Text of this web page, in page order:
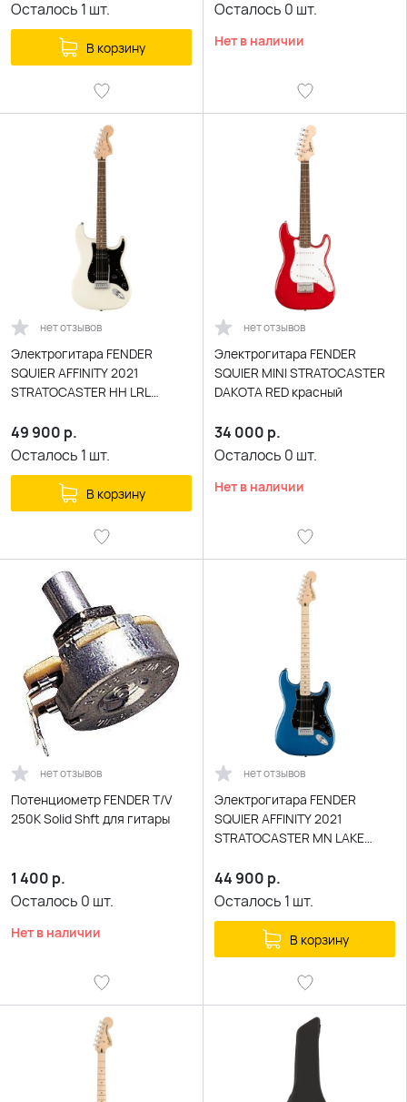
Осталось 1 шт.
В корзину
Осталось 0 шт.
Нет в наличии
нет отзывов
Электрогитара FENDER
SQUIER AFFINITY 2021
STRATOCASTER HH LRL
49 900 р.
Осталось 1 шт.
В корзину
нет отзывов
Электрогитара FENDER
SQUIER MINI STRATOCASTER
DAKOTA RED красный
34 000 р.
Осталось 0 шт.
Нет в наличии
нет отзывов
Потенциометр FENDER T/V
250K Solid Shft для гитары
1 400 р.
Осталось 0 шт.
Нет в наличии
нет отзывов
Электрогитара FENDER
SQUIER AFFINITY 2021
STRATOCASTER MN LAKE
44 900 р.
Осталось 1 шт.
В корзину